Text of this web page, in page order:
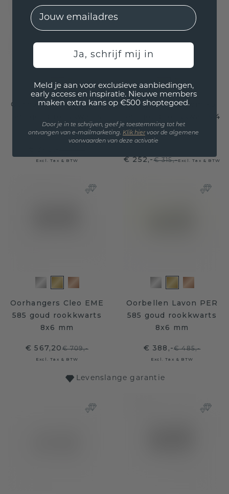
Oorhangers Cleo OVL
7x5 mm
Excl. Tax & BTW
Oorstekers Shemika
585 goud rookkwarts 4
mm
€ 252,-€ 315,-Excl. Tax & BTW
Oorhangers Cleo EME
585 goud rookkwarts
8x6 mm
€ 567,20€ 709,-
Excl. Tax & BTW
Oorbellen Lavon PER
585 goud rookkwarts
8x6 mm
€ 388,-€ 485,-
Excl. Tax & BTW
Levenslange garantie
EMail
Ja, schrijf mij in
Meld je aan voor exclusieve aanbiedingen,
early access en inspiratie. Nieuwe members
maken extra kans op €500 shoptegoed.
Door je in te schrijven, geef je toestemming tot het
ontvangen van e-mailmarketing. Klik hiervoor de algemene
voorwaarden van deze activatie